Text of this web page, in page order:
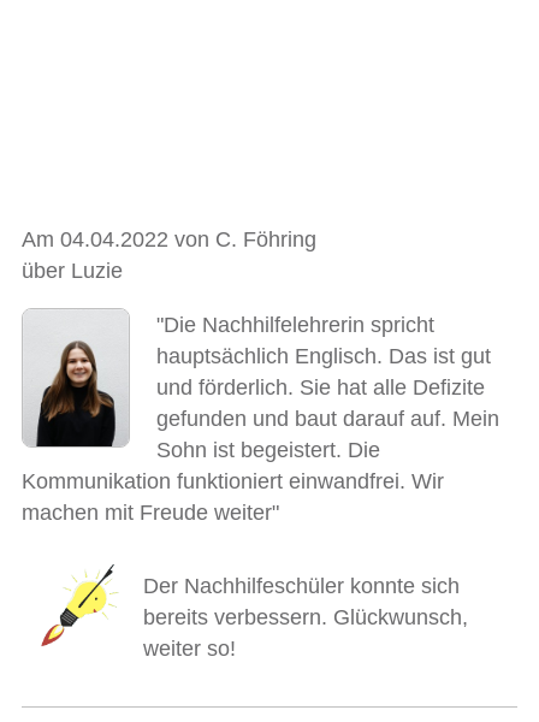
Am 04.04.2022 von C. Föhring
über Luzie
"Die Nachhilfelehrerin spricht
hauptsächlich Englisch. Das ist gut
und förderlich. Sie hat alle Defizite
gefunden und baut darauf auf. Mein
Sohn ist begeistert. Die
Kommunikation funktioniert einwandfrei. Wir
machen mit Freude weiter"
Der Nachhilfeschüler konnte sich
bereits verbessern. Glückwunsch,
weiter so!